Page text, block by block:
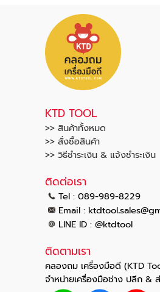
KTD TOOL
>> สินค้าทั้งหมด
>> สั่งซื้อสินค้า
>> วิธีชำระเงิน & แจ้งชำระเงิน
ติดต่อเรา
Tel : 089-989-8229
Email : ktdtool.
LINE ID : @ktdtool
ติดตามเรา
คลองถม เครื่องมือดี (KTD
จำหน่ายเครื่องมือช่าง ปลีก &